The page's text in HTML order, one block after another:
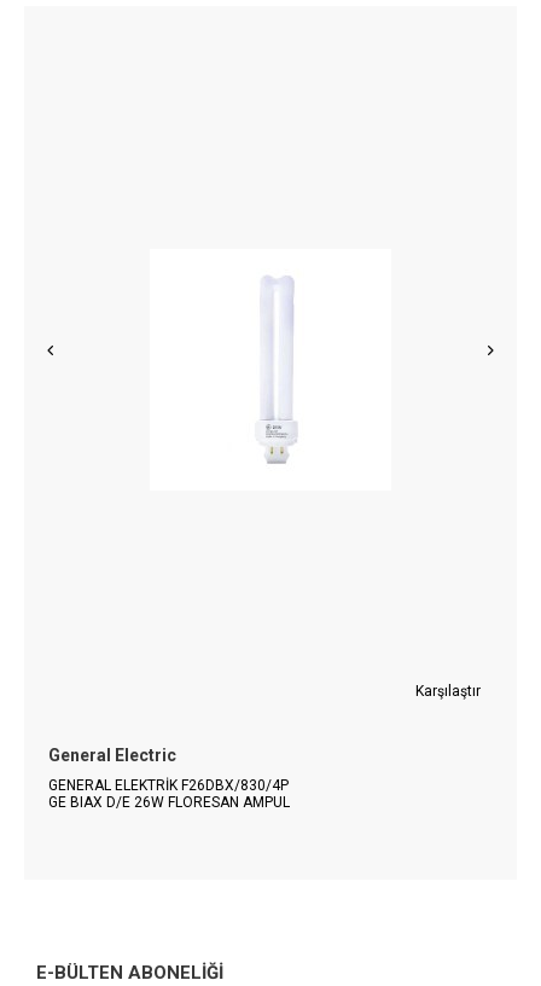
Karşılaştır
General Electric
GENERAL ELEKTRİK F26DBX/830/4P
GE BIAX D/E 26W FLORESAN AMPUL
E-BÜLTEN ABONELİĞİ